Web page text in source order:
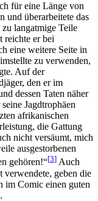
für eine Länge von
und überarbeitete das
langatmige Teile
reichte er bei
eine weitere Seite in
zu verwenden,
Auf der
den er im
dessen Taten näher
Jagdtrophäen
afrikanischen
die Gattung
nicht versäumt, mich
ausgestorbenen
gehören!“[3] Auch
verwendete, geben die
im Comic einen guten